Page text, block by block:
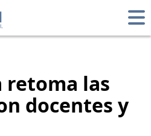
retoma las
docentes y